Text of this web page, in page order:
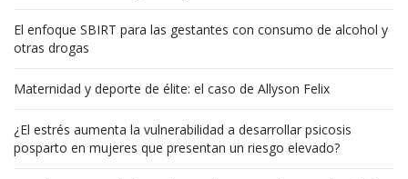
El enfoque SBIRT para las gestantes con consumo de alcohol y
otras drogas
Maternidad y deporte de élite: el caso de Allyson Felix
¿El estrés aumenta la vulnerabilidad a desarrollar psicosis
posparto en mujeres que presentan un riesgo elevado?